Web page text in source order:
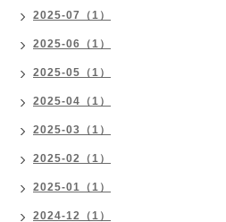
2025-07（1）
2025-06（1）
2025-05（1）
2025-04（1）
2025-03（1）
2025-02（1）
2025-01（1）
2024-12（1）